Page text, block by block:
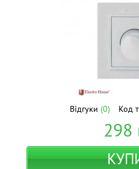
Відгуки (0) Код
298